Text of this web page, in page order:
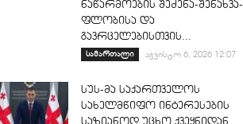
ნაწარმოების შეძენა-შენახვა-
ფლობისა და
გავრცელებისთვის...
სამართალი აგვისტო 6, 2026 12:07
სუს-მა საქართველოს
სახელმწიფო ინტერესების
საზიანოდ უცხო ქვეყნიდან